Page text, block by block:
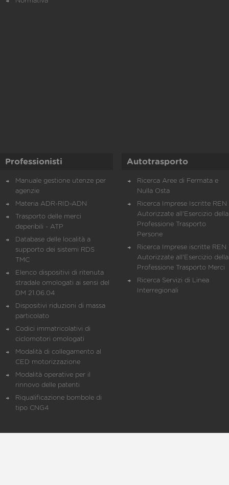
Professionisti
Manuale gestione utenze per
agenzie
Materia ADR-RID-ADN
Trasporto delle merci
deperibili - ATP
Database delle località a
supporto dei sistemi RDS
TMC
Elenco dispositivi di ritenuta
stradale omologati ai sensi del
DM 21.06.04
Dispositivi riduzioni di massa
particolato
Codici immatricolativi di
ciclomotori omologati
Modalità di collegamento al
CED motorizzazione
Modalità operative per il
rinnovo delle patenti
Riqualificazione bombole di
tipo CNG4
Autotrasporto
Ricerca Aree di Fermata e
Nulla Osta
Ricerca Imprese Iscritte REN
Autorizzate all'Esercizio della
Professione Trasporto
Persone
Ricerca Imprese iscritte REN
Autorizzate all'Esercizio della
Professione Trasporto Merci
Ricerca Servizi di Linea
Interregionali